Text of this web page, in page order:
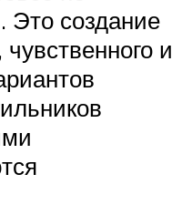
Это создание
и